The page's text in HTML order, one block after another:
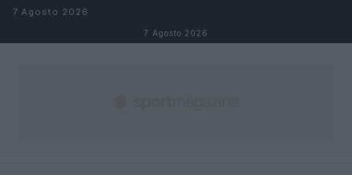
Salta al contenuto
7 Agosto 2026
7 Agosto 2026